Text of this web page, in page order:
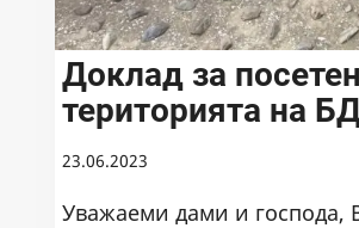
Доклад за
територията на
23.06.2023
Уважаеми дами и господа,